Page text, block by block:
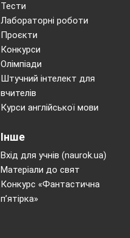
Тести
Лабораторні роботи
Проєкти
Конкурси
Олімпіади
Штучний інтелект для
вчителів
Курси англійської мови
Інше
Вхід для учнів (naurok.ua)
Матеріали до свят
Конкурс «Фантастична
п’ятірка»